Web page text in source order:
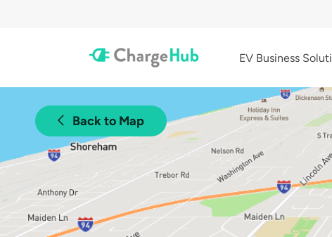
EV Business
Back to Map